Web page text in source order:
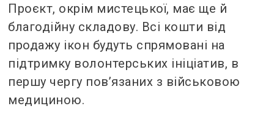
Проєкт, окрім мистецької, має ще й
благодійну складову. Всі кошти від
продажу ікон будуть спрямовані на
підтримку волонтерських ініціатив, в
першу чергу пов’язаних з військовою
медициною.